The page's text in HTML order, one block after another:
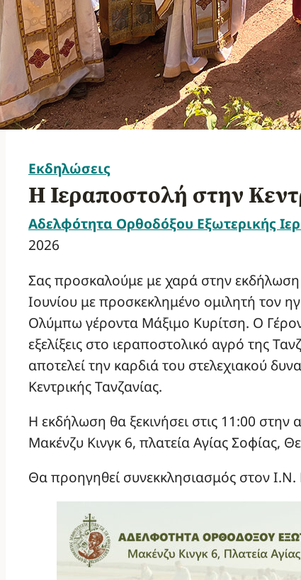
Εκδηλώσεις
Η Ιεραποστολή στην
Αδελφότητα Ορθοδόξου Εξωτερικής
2026
Σας προσκαλούμε με χαρά στην
Ιουνίου με προσκεκλημένο ομιλητή τον
Ολύμπω γέροντα Μάξιμο Κυρίτση. Ο
εξελίξεις στο ιεραποστολικό αγρό της
αποτελεί την καρδιά του στελεχιακού
Κεντρικής Τανζανίας.
Η εκδήλωση θα ξεκινήσει στις 11:00
Μακένζυ Κινγκ 6, πλατεία Αγίας Σοφίας,
Θα προηγηθεί συνεκκλησιασμός στον Ι.Ν.